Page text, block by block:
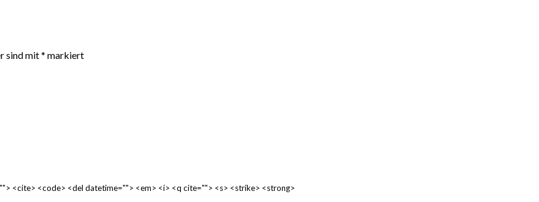
sind mit* markiert
<cite> <code> <del datetime=""> <em> <i> <q cite=""> <s> <strike> <strong>